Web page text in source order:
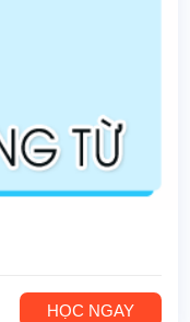
HỌC NGAY